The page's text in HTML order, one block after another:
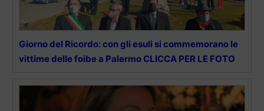
Giorno del Ricordo: con gli esuli si commemorano le
vittime delle foibe a Palermo CLICCA PER LE FOTO